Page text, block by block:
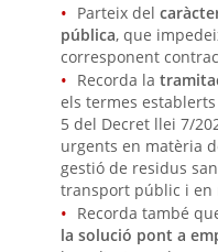
Parteix del
pública, que
corresponent
Recorda la
els termes establerts
5 del Decret llei 7/
urgents en matèria
gestió de residus
transport públic i en
Recorda també
la solució pont a